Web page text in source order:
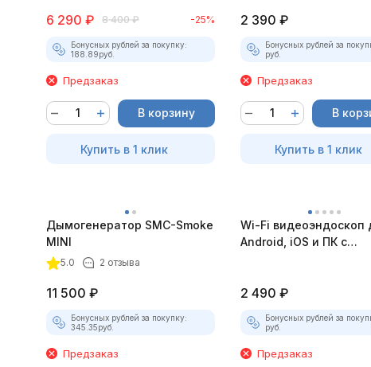
6 290 ₽ 8 400 ₽ -25%
Бонусных рублей за покупку:
188.89руб.
Предзаказ
В корзину
Купить в 1 клик
2 390 ₽
Бонусных рублей за
руб.
Предзаказ
В
Купить в 1 клик
Дымогенератор SMC-Smoke
MINI
5.0 2 отзыва
11 500 ₽
Бонусных рублей за покупку:
345.35руб.
Предзаказ
Wi-Fi видеоэндоскоп
Android, iOS и ПК с
2 490 ₽
Бонусных рублей за
руб.
Предзаказ